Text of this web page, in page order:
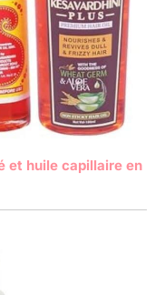
et huile capillaire en